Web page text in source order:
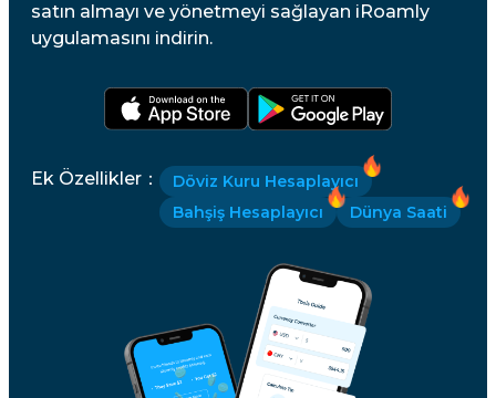
satın almayı ve yönetmeyi sağlayan iRoamly
uygulamasını indirin.
Ek Özellikler ：
Döviz Kuru Hesaplayıcı
Bahşiş Hesaplayıcı
Dünya Saati